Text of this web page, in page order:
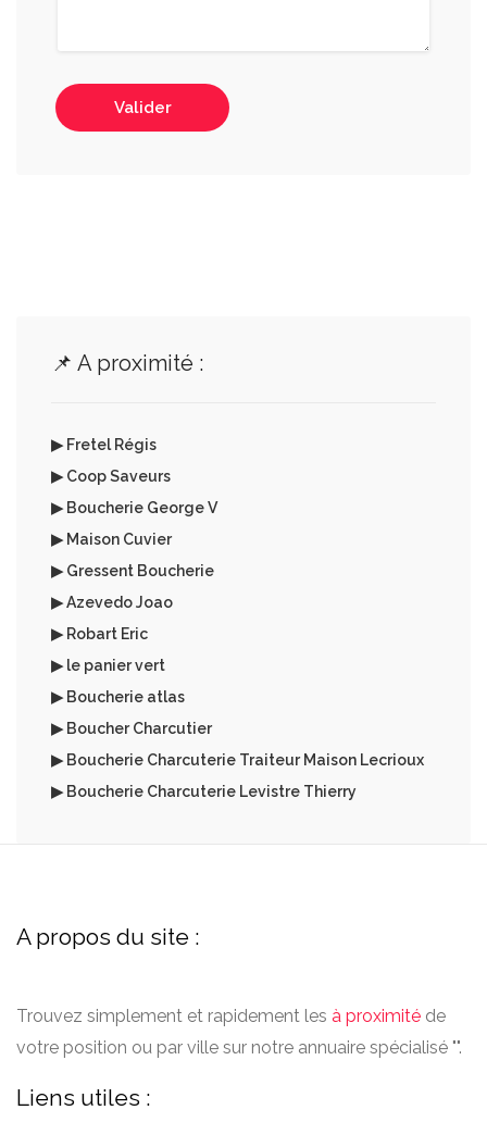
Valider
📌 A proximité :
▶ Fretel Régis
▶ Coop Saveurs
▶ Boucherie George V
▶ Maison Cuvier
▶ Gressent Boucherie
▶ Azevedo Joao
▶ Robart Eric
▶ le panier vert
▶ Boucherie atlas
▶ Boucher Charcutier
▶ Boucherie Charcuterie Traiteur Maison Lecrioux
▶ Boucherie Charcuterie Levistre Thierry
A propos du site :
Trouvez simplement et rapidement les à proximité de
votre position ou par ville sur notre annuaire spécialisé "".
Liens utiles :